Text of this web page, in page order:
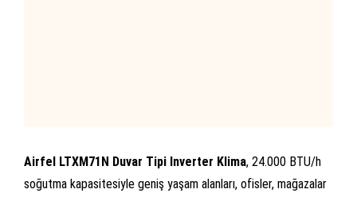
Airfel LTXM71N Duvar Tipi Inverter Klima, 24.000 BTU/h
soğutma kapasitesiyle geniş yaşam alanları, ofisler, mağazalar